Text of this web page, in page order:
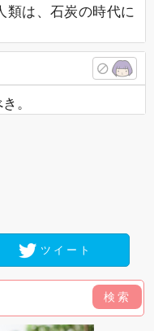
類は、石炭の時代に
。
ツイート
検索